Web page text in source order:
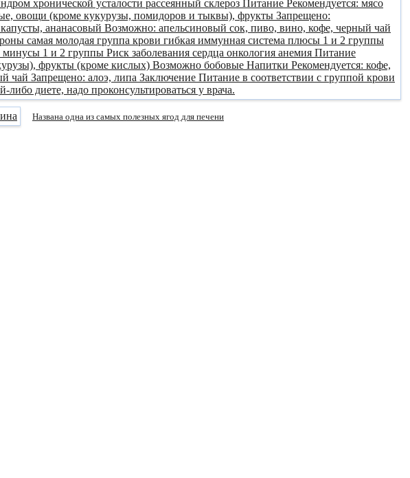
Названа одна из самых полезных ягод для печени